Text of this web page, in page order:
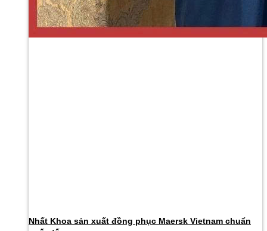
Nhất Khoa sản xuất đồng phục Maersk Vietnam chuẩn